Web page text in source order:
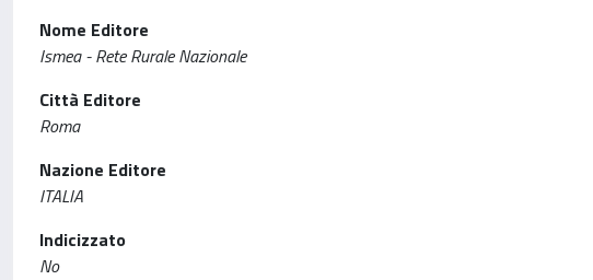
Nome Editore
Ismea - Rete Rurale Nazionale
Città Editore
Roma
Nazione Editore
ITALIA
Indicizzato
No